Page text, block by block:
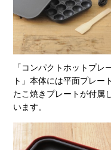
「コンパクトホットプレ
ト」本体には平面プレー
たこ焼きプレートが付属
います。